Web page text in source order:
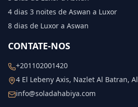
4 dias 3 noites de Aswan a Luxor
8 dias de Luxor a Aswan
CONTATE-NOS
+201102001420
4 El Lebeny Axis, Nazlet Al Batran,
info@soladahabiya.com